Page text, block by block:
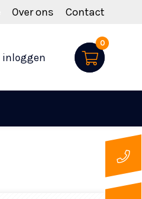
Over ons Contact
0
inloggen